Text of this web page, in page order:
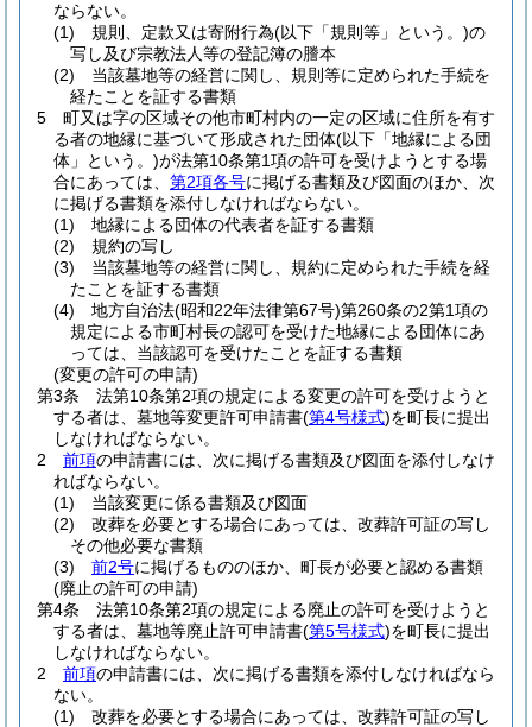
ならない。
(1)
規則、定款又は寄附行為(以下「規則等」という。)の
写し及び宗教法人等の登記簿の謄本
(2)
当該墓地等の経営に関し、規則等に定められた手続を
経たことを証する書類
5
町又は字の区域その他市町村内の一定の区域に住所を有す
る者の地縁に基づいて形成された団体(以下「地縁による団
体」という。)が法第10条第1項の許可を受けようとする場
合にあっては、 第2項各号に掲げる書類及び図面のほか、次
に掲げる書類を添付しなければならない。
(1)
地縁による団体の代表者を証する書類
(2)
規約の写し
(3)
当該墓地等の経営に関し、規約に定められた手続を経
たことを証する書類
(4)
地方自治法(昭和22年法律第67号)第260条の2第1項の
規定による市町村長の認可を受けた地縁による団体にあ
っては、当該認可を受けたことを証する書類
(変更の許可の申請)
第3条
法第10条第2項の規定による変更の許可を受けようと
する者は、墓地等変更許可申請書(第4号様式)を町長に提出
しなければならない。
2
前項の申請書には、次に掲げる書類及び図面を添付しなけ
ればならない。
(1)
当該変更に係る書類及び図面
(2)
改葬を必要とする場合にあっては、改葬許可証の写し
その他必要な書類
(3)
前2号に掲げるもののほか、町長が必要と認める書類
(廃止の許可の申請)
第4条
法第10条第2項の規定による廃止の許可を受けようと
する者は、墓地等廃止許可申請書(第5号様式)を町長に提出
しなければならない。
2
前項の申請書には、次に掲げる書類を添付しなければなら
ない。
(1)
改葬を必要とする場合にあっては、改葬許可証の写し